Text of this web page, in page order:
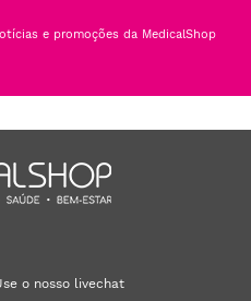
e promoções da MedicalShop
o nosso livechat